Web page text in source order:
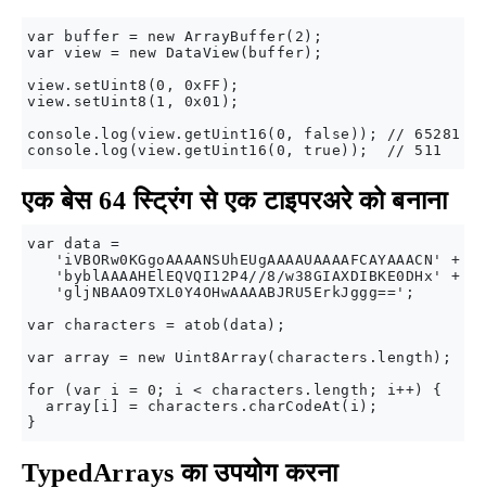
var buffer = new ArrayBuffer(2);
var view = new DataView(buffer);
view.setUint8(0, 0xFF);
view.setUint8(1, 0x01);
console.log(view.getUint16(0, false)); // 65281
एक बेस 64 स्ट्रिंग से एक टाइपरअरे को बनाना
var data =
   'iVBORw0KGgoAAAANSUhEUgAAAAUAAAAFCAYAAACN' +
   'byblAAAAHElEQVQI12P4//8/w38GIAXDIBKE0DHx' +
   'gljNBAAO9TXL0Y4OHwAAAABJRU5ErkJggg==';
var characters = atob(data);
var array = new Uint8Array(characters.length);
for (var i = 0; i < characters.length; i++) {
  array[i] = characters.charCodeAt(i);
TypedArrays का उपयोग करना